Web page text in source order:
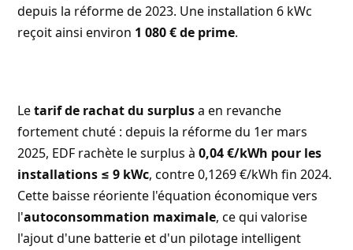
depuis la réforme de 2023. Une installation 6 kWc
reçoit ainsi environ 1 080 € de prime.
Letarif de rachat du surplusa en revanche
fortement chuté : depuis la réforme du 1er mars
2025, EDF rachète le surplus à0,04 €/kWh pour les
installations ≤ 9 kWc, contre 0,1269 €/kWh fin 2024.
Cette baisse réoriente l'équation économique vers
l'autoconsommation maximale, ce qui valorise
l'ajout d'une batterie et d'un pilotage intelligent